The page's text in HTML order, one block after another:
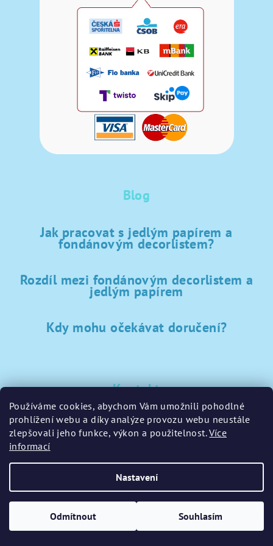
Používáme cookies, abychom Vám umožnili pohodlné
prohlížení webu a díky analýze provozu webu neustále
zlepšovali jeho funkce, výkon a použitelnost.Více
informací
Nastavení
Odmítnout Souhlasím
Blog
Jak pracovat s jedlým papírem a
fondánovým decorlistem?
Rozdíl mezi fondánovým decorlistem a
jedlým papírem
Kdy mohu očekávat doručení?
Kontakt
sklad@sladke-potreby.cz
+420 797728283
Upravit nastavení cookies
Vytvořil Shoptet